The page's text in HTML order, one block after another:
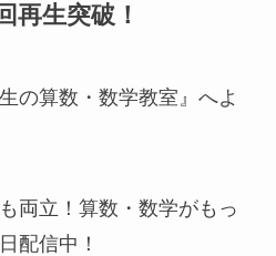
再生突破！
の算数・数学教室』へよ
両立！算数・数学がもっ
配信中！